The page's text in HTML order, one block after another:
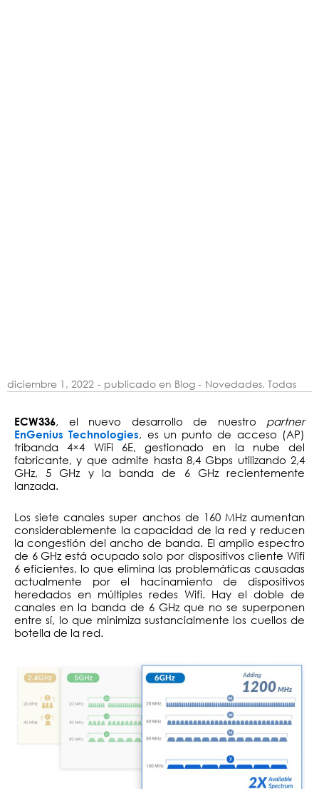
diciembre 1, 2022 - publicado en Blog - Novedades, Todas
ECW336, el nuevo desarrollo de nuestro partner
EnGenius Technologies, es un punto de acceso (AP)
tribanda 4×4 WiFi 6E, gestionado en la nube del
fabricante, y que admite hasta 8,4 Gbps utilizando 2,4
GHz, 5 GHz y la banda de 6 GHz recientemente
lanzada.
Los siete canales super anchos de 160 MHz aumentan
considerablemente la capacidad de la red y reducen
la congestión del ancho de banda. El amplio espectro
de 6 GHz está ocupado solo por dispositivos cliente Wifi
6 eficientes, lo que elimina las problemáticas causadas
actualmente por el hacinamiento de dispositivos
heredados en múltiples redes Wifi. Hay el doble de
canales en la banda de 6 GHz que no se superponen
entre sí, lo que minimiza sustancialmente los cuellos de
botella de la red.